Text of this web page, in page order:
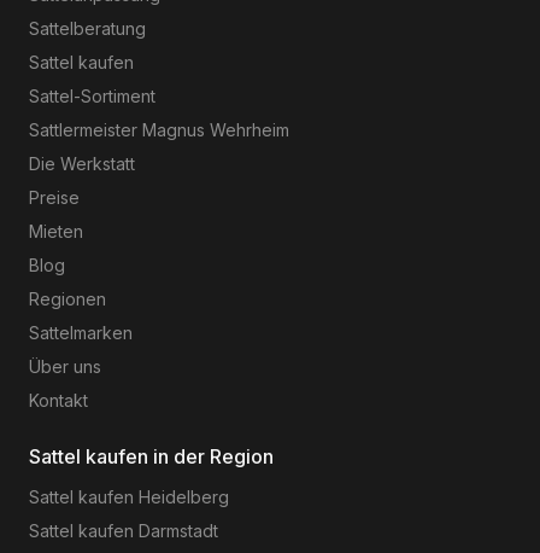
Sattelberatung
Sattel kaufen
Sattel-Sortiment
Sattlermeister Magnus Wehrheim
Die Werkstatt
Preise
Mieten
Blog
Regionen
Sattelmarken
Über uns
Kontakt
Sattel kaufen in der Region
Sattel kaufen Heidelberg
Sattel kaufen Darmstadt